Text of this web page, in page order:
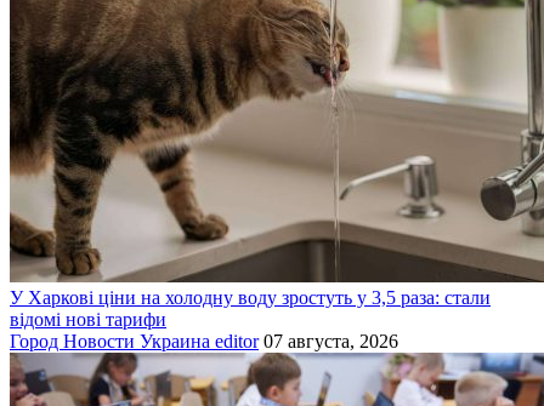
У Харкові ціни на холодну воду зростуть у 3,5 раза: стали
відомі нові тарифи
Город Новости Украина editor 07 августа, 2026